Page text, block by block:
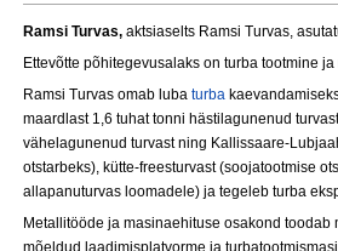
Ramsi Turvas, aktsiaselts Ramsi Turvas,
Ettevõtte põhitegevusalaks on turba tootmine
Ramsi Turvas omab luba turba
maardlast 1,6 tuhat tonni hästilagunenud
vähelagunenud turvast ning Kallissaare-
otstarbeks), kütte-freesturvast (soojatootmise
allapanuturvas loomadele) ja tegeleb turba
Metallitööde ja masinaehituse osakond